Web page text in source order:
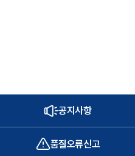
공지사항
품질오류신고